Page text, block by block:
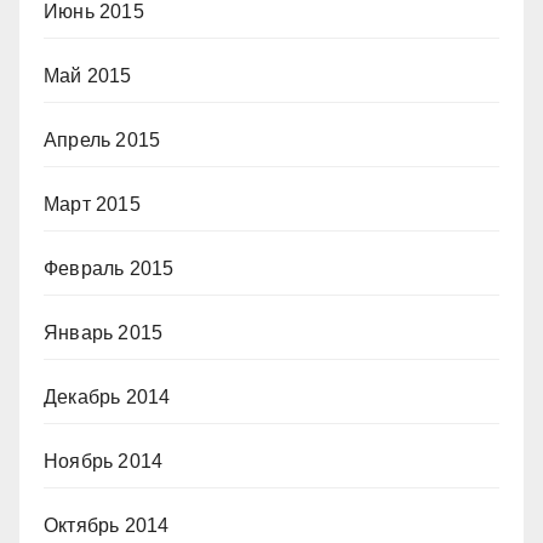
Июнь 2015
Май 2015
Апрель 2015
Март 2015
Февраль 2015
Январь 2015
Декабрь 2014
Ноябрь 2014
Октябрь 2014